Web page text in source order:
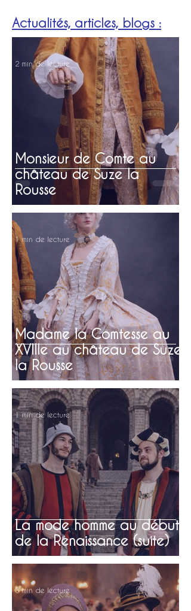
Actualités, articles, blogs :
Monsieur de Comte au
château de Suze la
Rousse
2 min de lecture
Madame la Comtesse au
XVIIIe au château de Suze
la Rousse
1 min de lecture
La mode homme au début
de la Renaissance (suite)
1 min de lecture
3 min de lecture